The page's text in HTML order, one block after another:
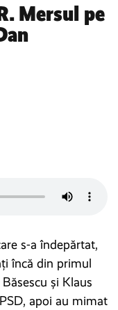
Mersul pe
s-a îndepărtat,
încă din primul
și Klaus
apoi au mimat